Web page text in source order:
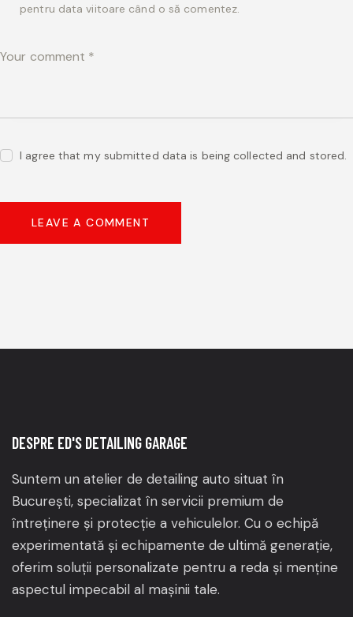
pentru data viitoare când o să comentez.
I agree that my submitted data is being collected and stored.
DESPRE ED'S DETAILING GARAGE
Suntem un atelier de detailing auto situat în
București, specializat în servicii premium de
întreținere și protecție a vehiculelor. Cu o echipă
experimentată și echipamente de ultimă generație,
oferim soluții personalizate pentru a reda și menține
aspectul impecabil al mașinii tale.